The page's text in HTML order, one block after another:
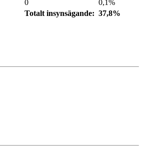
0
0,1%
Totalt insynsägande: 37,8%